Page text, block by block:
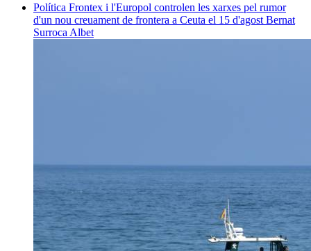
Política Frontex i l'Europol controlen les xarxes pel rumor
d'un nou creuament de frontera a Ceuta el 15 d'agost Bernat
Surroca Albet